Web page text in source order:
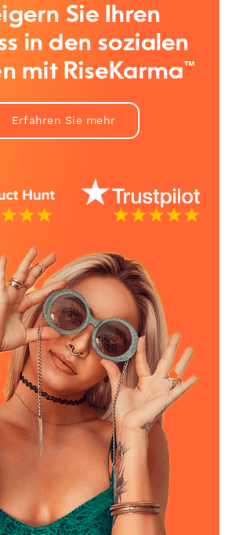
Sie Ihren
in den sozialen
mit RiseKarma™
Erfahren Sie mehr